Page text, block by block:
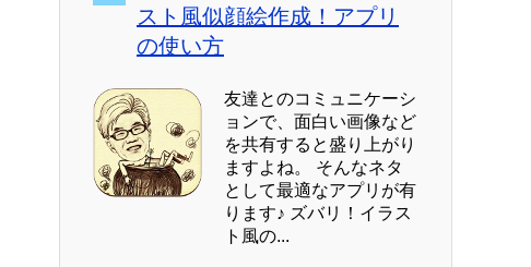
スト風似顔絵作成！アプリ
の使い方
友達とのコミュニケーシ
ョンで、面白い画像など
を共有すると盛り上がり
ますよね。 そんなネタ
として最適なアプリが有
ります♪ ズバリ！イラス
ト風の...